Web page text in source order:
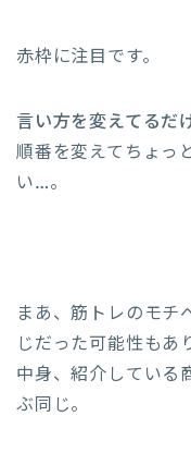
赤枠に注目です。
言い方を変えてるだ
順番を変えてちょっ
い…。
まあ、筋トレのモチ
じだった可能性もあ
中身、紹介している
ぶ同じ。